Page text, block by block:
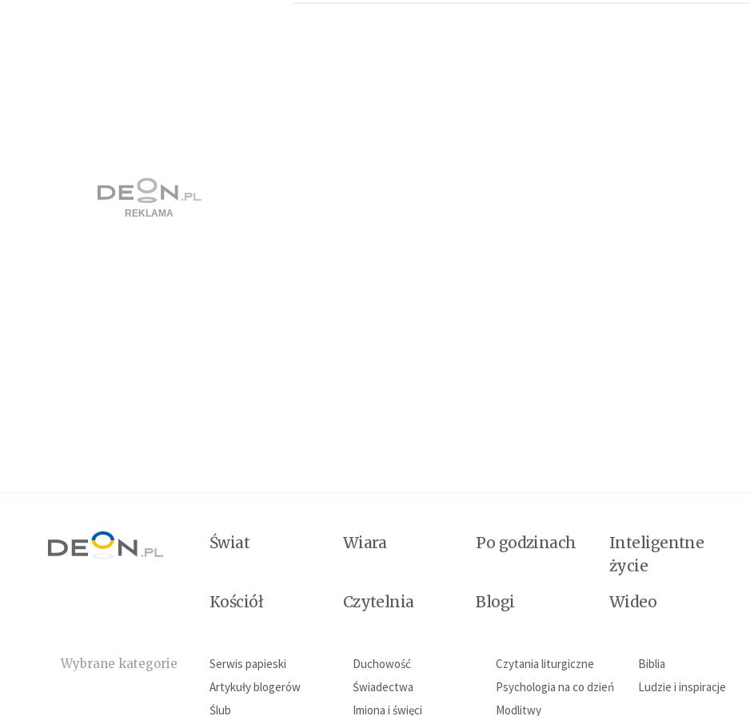
Świat Wiara Po godzinach
Inteligentne
życie
Kościół
Czytelnia Blogi Wideo
Wybrane kategorie Serwis papieski Duchowość Czytania liturgiczne
Biblia
Artykuły blogerów
Świadectwa Psychologia na co dzień
Ludzie i inspiracje
Ślub
Imiona i święci Modlitwy